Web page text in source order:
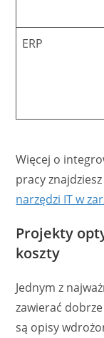
ERP
Więcej o
pracy
narzędzi IT w
Projekty
koszty
Jednym z
zawierać
są opisy